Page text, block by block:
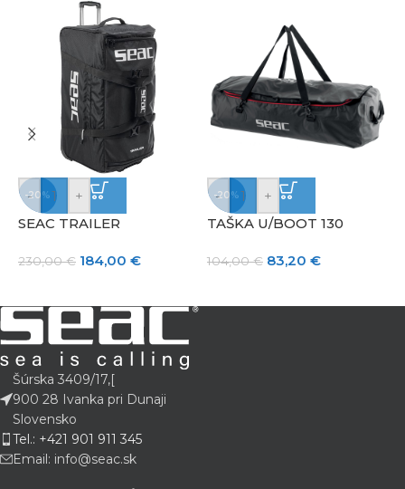
-20%
-
+
SEAC TRAILER
230,00€ 184,00 €
-20%
-
+
TAŠKA U/BOOT 130
104,00€ 83,20 €
Šúrska 3409/17,[
900 28 Ivanka pri Dunaji
Slovensko
Tel.: +421 901 911 345
Email: info@seac.sk